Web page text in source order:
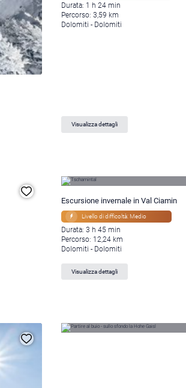
Durata: 1 h 24 min
Percorso: 3,59 km
Dolomiti - Dolomiti
Visualizza dettagli
Escursione invernale in Val Ciamin
Livello di difficoltà: Medio
Durata: 3 h 45 min
Percorso: 12,24 km
Dolomiti - Dolomiti
Visualizza dettagli